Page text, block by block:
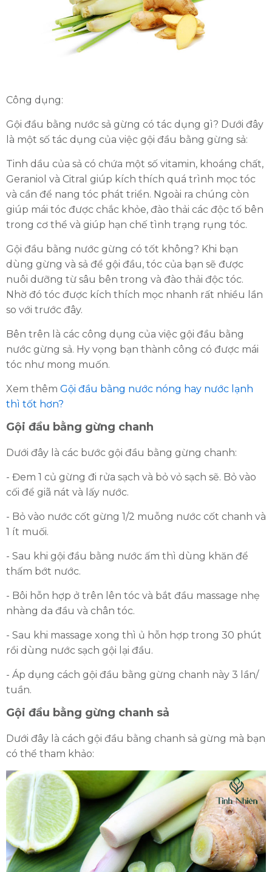
Công dụng:
Gội đầu bằng nước sả gừng có tác dụng gì? Dưới đây
là một số tác dụng của việc gội đầu bằng gừng sả:
Tinh dầu của sả có chứa một số vitamin, khoáng chất,
Geraniol và Citral giúp kích thích quá trình mọc tóc
và cần để nang tóc phát triển. Ngoài ra chúng còn
giúp mái tóc được chắc khỏe, đào thải các độc tố bên
trong cơ thể và giúp hạn chế tình trạng rụng tóc.
Gội đầu bằng nước gừng có tốt không? Khi bạn
dùng gừng và sả để gội đầu, tóc của bạn sẽ được
nuôi dưỡng từ sâu bên trong và đào thải độc tóc.
Nhờ đó tóc được kích thích mọc nhanh rất nhiều lần
so với trước đây.
Bên trên là các công dụng của việc gội đầu bằng
nước gừng sả. Hy vọng bạn thành công có được mái
tóc như mong muốn.
Xem thêm Gội đầu bằng nước nóng hay nước lạnh
thì tốt hơn?
Gội đầu bằng gừng chanh
Dưới đây là các bước gội đầu bằng gừng chanh:
- Đem 1 củ gừng đi rửa sạch và bỏ vỏ sạch sẽ. Bỏ vào
cối để giã nát và lấy nước.
- Bỏ vào nước cốt gừng 1/2 muỗng nước cốt chanh và
1 ít muối.
- Sau khi gội đầu bằng nước ấm thì dùng khăn để
thấm bớt nước.
- Bôi hỗn hợp ở trên lên tóc và bắt đầu massage nhẹ
nhàng da đầu và chân tóc.
- Sau khi massage xong thì ủ hỗn hợp trong 30 phút
rồi dùng nước sạch gội lại đầu.
- Áp dụng cách gội đầu bằng gừng chanh này 3 lần/
tuần.
Gội đầu bằng gừng chanh sả
Dưới đây là cách gội đầu bằng chanh sả gừng mà bạn
có thể tham khảo: